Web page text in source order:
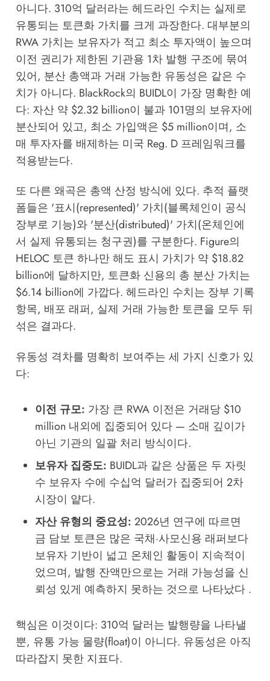
아니다. 310억 달러라는 헤드라인 수치는 실제로
유통되는 토큰화 가치를 크게 과장한다. 대부분의
RWA 가치는 보유자가 적고 최소 투자액이 높으며
이전 권리가 제한된 기관용 1차 발행 구조에 묶여
있어, 분산 총액과 거래 가능한 유동성은 같은 수
치가 아니다. BlackRock의 BUIDL이 가장 명확한 예
다: 자산 약 $2.32 billion이 불과 101명의 보유자에
분산되어 있고, 최소 가입액은 $5 million이며, 소
매 투자자를 배제하는 미국 Reg. D 프레임워크를
적용받는다.
또 다른 왜곡은 총액 산정 방식에 있다. 추적 플랫
폼들은 '표시(represented)' 가치(블록체인이 공식
장부로 기능)와 '분산(distributed)' 가치(온체인에
서 실제 유통되는 청구권)를 구분한다. Figure의
HELOC 토큰 하나만 해도 표시 가치가 약 $18.82
billion에 달하지만, 토큰화 신용의 총 분산 가치는
$6.14 billion에 가깝다. 헤드라인 수치는 장부 기록
항목, 배포 래퍼, 실제 거래 가능한 토큰을 모두 뒤
섞은 결과다.
유동성 격차를 명확히 보여주는 세 가지 신호가 있
다:
이전 규모: 가장 큰 RWA 이전은 거래당 $10
million 내외에 집중되어 있다 — 소매 깊이가
아닌 기관의 일괄 처리 방식이다.
보유자 집중도: BUIDL과 같은 상품은 두 자릿
수 보유자 수에 수십억 달러가 집중되어 2차
시장이 얕다.
자산 유형의 중요성: 2026년 연구에 따르면
금 담보 토큰은 많은 국채·사모신용 래퍼보다
보유자 기반이 넓고 온체인 활동이 지속적이
었으며, 발행 잔액만으로는 거래 가능성을 신
뢰성 있게 예측하지 못하는 것으로 나타났다 .
핵심은 이것이다: 310억 달러는 발행량을 나타낼
뿐, 유통 가능 물량(float)이 아니다. 유동성은 아직
따라잡지 못한 지표다.